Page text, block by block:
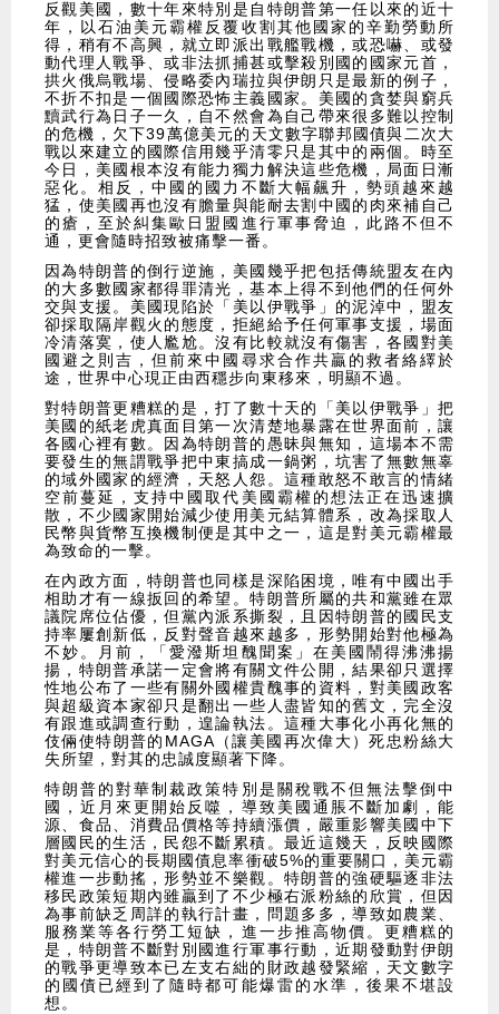
反觀美國，數十年來特別是自特朗普第一任以來的近十
年，以石油美元霸權反覆收割其他國家的辛勤勞動所
得，稍有不高興，就立即派出戰艦戰機，或恐嚇、或發
動代理人戰爭、或非法抓捕甚或擊殺別國的國家元首，
拱火俄烏戰場、侵略委內瑞拉與伊朗只是最新的例子，
不折不扣是一個國際恐怖主義國家。美國的貪婪與窮兵
黷武行為日子一久，自不然會為自己帶來很多難以控制
的危機，欠下39萬億美元的天文數字聯邦國債與二次大
戰以來建立的國際信用幾乎清零只是其中的兩個。時至
今日，美國根本沒有能力獨力解決這些危機，局面日漸
惡化。相反，中國的國力不斷大幅飆升，勢頭越來越
猛，使美國再也沒有膽量與能耐去割中國的肉來補自己
的瘡，至於糾集歐日盟國進行軍事脅迫，此路不但不
通，更會隨時招致被痛擊一番。
因為特朗普的倒行逆施，美國幾乎把包括傳統盟友在內
的大多數國家都得罪清光，基本上得不到他們的任何外
交與支援。美國現陷於「美以伊戰爭」的泥淖中，盟友
卻採取隔岸觀火的態度，拒絕給予任何軍事支援，場面
冷清落寞，使人尷尬。沒有比較就沒有傷害，各國對美
國避之則吉，但前來中國尋求合作共贏的救者絡繹於
途，世界中心現正由西穩步向東移來，明顯不過。
對特朗普更糟糕的是，打了數十天的「美以伊戰爭」把
美國的紙老虎真面目第一次清楚地暴露在世界面前，讓
各國心裡有數。因為特朗普的愚昧與無知，這場本不需
要發生的無謂戰爭把中東搞成一鍋粥，坑害了無數無辜
的域外國家的經濟，天怒人怨。這種敢怒不敢言的情緒
空前蔓延，支持中國取代美國霸權的想法正在迅速擴
散，不少國家開始減少使用美元結算體系，改為採取人
民幣與貨幣互換機制便是其中之一，這是對美元霸權最
為致命的一擊。
在內政方面，特朗普也同樣是深陷困境，唯有中國出手
相助才有一線扳回的希望。特朗普所屬的共和黨雖在眾
議院席位佔優，但黨內派系撕裂，且因特朗普的國民支
持率屢創新低，反對聲音越來越多，形勢開始對他極為
不妙。月前，「愛潑斯坦醜聞案」在美國鬧得沸沸揚
揚，特朗普承諾一定會將有關文件公開，結果卻只選擇
性地公布了一些有關外國權貴醜事的資料，對美國政客
與超級資本家卻只是翻出一些人盡皆知的舊文，完全沒
有跟進或調查行動，遑論執法。這種大事化小再化無的
伎倆使特朗普的MAGA（讓美國再次偉大）死忠粉絲大
失所望，對其的忠誠度顯著下降。
特朗普的對華制裁政策特別是關稅戰不但無法擊倒中
國，近月來更開始反噬，導致美國通脹不斷加劇，能
源、食品、消費品價格等持續漲價，嚴重影響美國中下
層國民的生活，民怨不斷累積。最近這幾天，反映國際
對美元信心的長期國債息率衝破5%的重要關口，美元霸
權進一步動搖，形勢並不樂觀。特朗普的強硬驅逐非法
移民政策短期內雖贏到了不少極右派粉絲的欣賞，但因
為事前缺乏周詳的執行計畫，問題多多，導致如農業、
服務業等各行勞工短缺，進一步推高物價。更糟糕的
是，特朗普不斷對別國進行軍事行動，近期發動對伊朗
的戰爭更導致本已左支右絀的財政越發緊縮，天文數字
的國債已經到了隨時都可能爆雷的水準，後果不堪設
想。